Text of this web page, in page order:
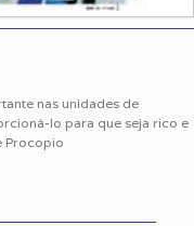
nas unidades de
lo para que seja rico e
Procopio